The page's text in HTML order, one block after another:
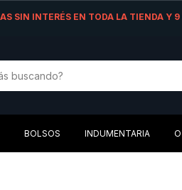
SIN INTERÉS EN TODA LA TIENDA
BOLSOS INDUMENTARIA